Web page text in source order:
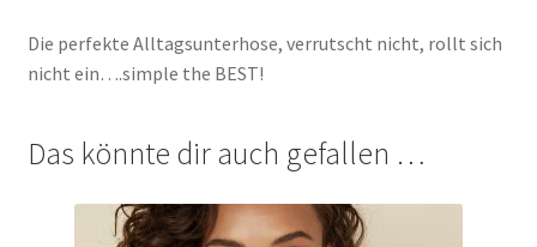
Die perfekte Alltagsunterhose, verrutscht nicht, rollt sich
nicht ein….simple the BEST!
Das könnte dir auch gefallen …